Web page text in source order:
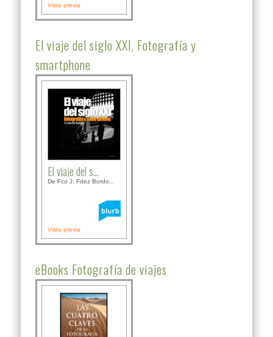
Vista previa
El viaje del siglo XXI, Fotografía y
smartphone
El viaje del s...
De Fco J. Fdez Bordo...
Vista previa
eBooks Fotografía de viajes